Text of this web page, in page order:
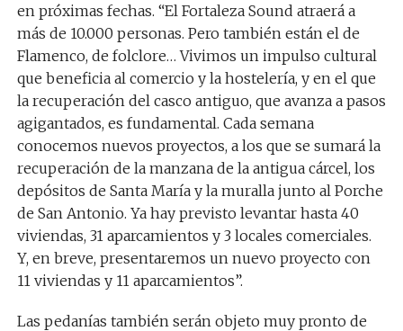
en próximas fechas. “El Fortaleza Sound atraerá a
más de 10.000 personas. Pero también están el de
Flamenco, de folclore… Vivimos un impulso cultural
que beneficia al comercio y la hostelería, y en el que
la recuperación del casco antiguo, que avanza a pasos
agigantados, es fundamental. Cada semana
conocemos nuevos proyectos, a los que se sumará la
recuperación de la manzana de la antigua cárcel, los
depósitos de Santa María y la muralla junto al Porche
de San Antonio. Ya hay previsto levantar hasta 40
viviendas, 31 aparcamientos y 3 locales comerciales.
Y, en breve, presentaremos un nuevo proyecto con
11 viviendas y 11 aparcamientos”.
Las pedanías también serán objeto muy pronto de